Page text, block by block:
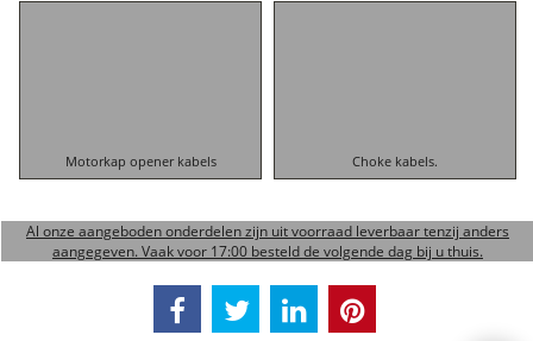
Motorkap opener kabels Choke kabels.
Al onze aangeboden onderdelen zijn uit voorraad leverbaar tenzij anders
aangegeven. Vaak voor 17:00 besteld de volgende dag bij u thuis.